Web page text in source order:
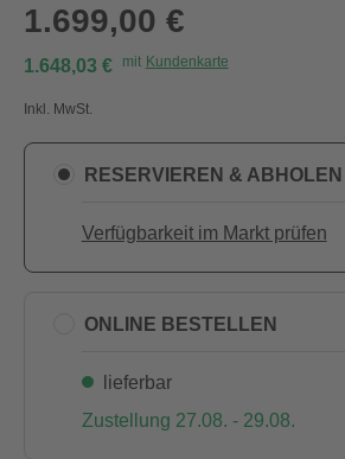
1.699,00 €
1.648,03 € mit Kundenkarte
Inkl. MwSt.
RESERVIEREN & ABHOLEN
Verfügbarkeit im Markt prüfen
ONLINE BESTELLEN
lieferbar
Zustellung 27.08. - 29.08.